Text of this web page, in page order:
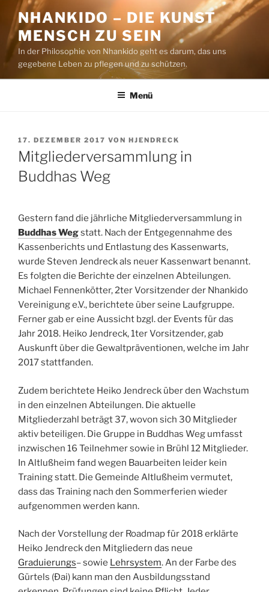
Zum
Inhalt
springen
NHANKIDO – DIE KUNST
MENSCH ZU SEIN
In der Philosophie von Nhankido geht es darum, das uns
gegebene Leben zu pflegen und zu schützen.
Menü
VERÖFFENTLICHT
AM
17. DEZEMBER 2017 VON HJENDRECK
Mitgliederversammlung in
Buddhas Weg
Gestern fand die jährliche Mitgliederversammlung in
Buddhas Wegstatt. Nach der Entgegennahme des
Kassenberichts und Entlastung des Kassenwarts,
wurde Steven Jendreck als neuer Kassenwart benannt.
Es folgten die Berichte der einzelnen Abteilungen.
Michael Fennenkötter, 2ter Vorsitzender der Nhankido
Vereinigung e.V., berichtete über seine Laufgruppe.
Ferner gab er eine Aussicht bzgl. der Events für das
Jahr 2018. Heiko Jendreck, 1ter Vorsitzender, gab
Auskunft über die Gewaltpräventionen, welche im Jahr
2017 stattfanden.
Zudem berichtete Heiko Jendreck über den Wachstum
in den einzelnen Abteilungen. Die aktuelle
Mitgliederzahl beträgt 37, wovon sich 30 Mitglieder
aktiv beteiligen. Die Gruppe in Buddhas Weg umfasst
inzwischen 16 Teilnehmer sowie in Brühl 12 Mitglieder.
In Altlußheim fand wegen Bauarbeiten leider kein
Training statt. Die Gemeinde Altlußheim vermutet,
dass das Training nach den Sommerferien wieder
aufgenommen werden kann.
Nach der Vorstellung der Roadmap für 2018 erklärte
Heiko Jendreck den Mitgliedern das neue
Graduierungs– sowie Lehrsystem. An der Farbe des
Gürtels (Ðai) kann man den Ausbildungsstand